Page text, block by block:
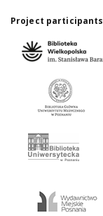
Project participants